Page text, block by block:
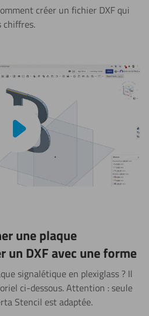
créer un fichier DXF qui
chiffres.
Lire la vidéo
une plaque
un DXF avec une forme
signalétique en plexiglass ? Il
ci-dessous. Attention : seule
Stencil est adaptée.